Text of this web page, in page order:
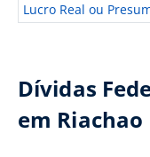
Lucro Real ou
Dívidas
em